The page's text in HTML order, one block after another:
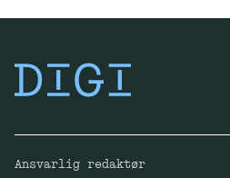
Ansvarlig redaktør